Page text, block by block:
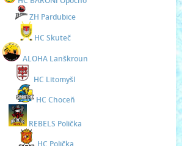
ZH Pardubice
HC Skuteč
ALOHA Lanškroun
HC Litomyšl
HC Choceň
REBELS Polička